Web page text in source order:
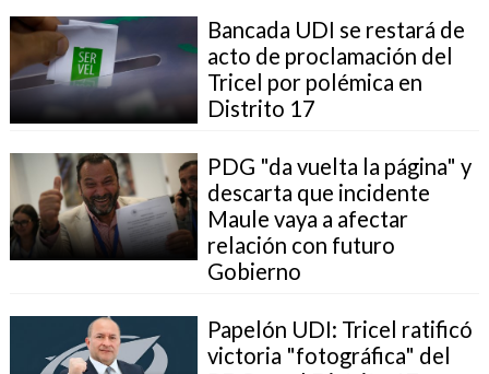
Bancada UDI se restará de
acto de proclamación del
Tricel por polémica en
Distrito 17
PDG "da vuelta la página" y
descarta que incidente
Maule vaya a afectar
relación con futuro
Gobierno
Papelón UDI: Tricel ratificó
victoria "fotográfica" del